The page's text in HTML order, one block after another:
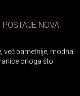
POSTAJE NOVA
već pametnije, modna
onoga što